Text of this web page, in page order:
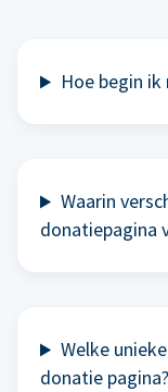
Hoe begin
Waarin
donatiepagina
Welke
donatie pagina?